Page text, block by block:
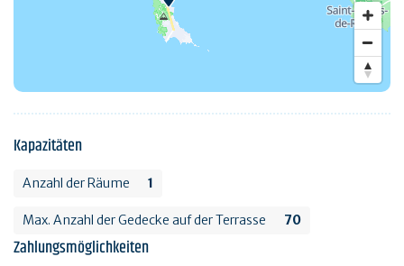
Kapazitäten
Anzahl der Räume 1
Max. Anzahl der Gedecke auf der Terrasse 70
Zahlungsmöglichkeiten